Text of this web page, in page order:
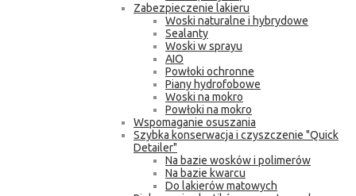
Zabezpieczenie lakieru
Woski naturalne i hybrydowe
Sealanty
Woski w sprayu
AIO
Powłoki ochronne
Piany hydrofobowe
Woski na mokro
Powłoki na mokro
Wspomaganie osuszania
Szybka konserwacja i czyszczenie "Quick
Detailer"
Na bazie wosków i polimerów
Na bazie kwarcu
Do lakierów matowych